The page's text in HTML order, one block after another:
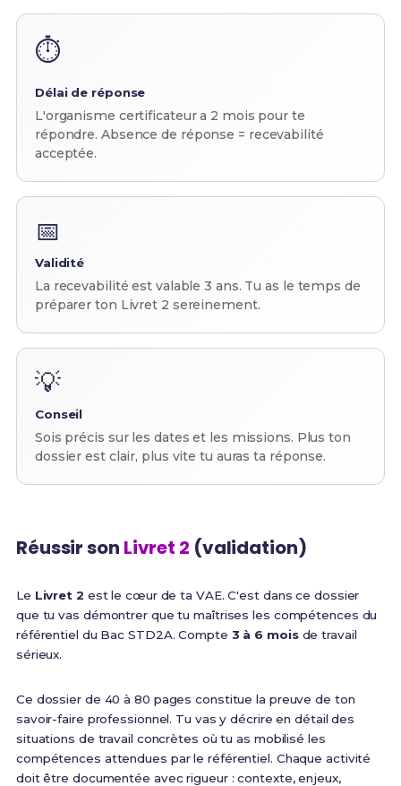
⏱️
Délai de réponse
L'organisme certificateur a 2 mois pour te
répondre. Absence de réponse = recevabilité
acceptée.
📅
Validité
La recevabilité est valable 3 ans. Tu as le temps de
préparer ton Livret 2 sereinement.
💡
Conseil
Sois précis sur les dates et les missions. Plus ton
dossier est clair, plus vite tu auras ta réponse.
Réussir son Livret 2 (validation)
Le Livret 2 est le cœur de ta VAE. C'est dans ce dossier
que tu vas démontrer que tu maîtrises les compétences du
référentiel du Bac STD2A. Compte 3 à 6 moisde travail
sérieux.
Ce dossier de 40 à 80 pages constitue la preuve de ton
savoir-faire professionnel. Tu vas y décrire en détail des
situations de travail concrètes où tu as mobilisé les
compétences attendues par le référentiel. Chaque activité
doit être documentée avec rigueur : contexte, enjeux,